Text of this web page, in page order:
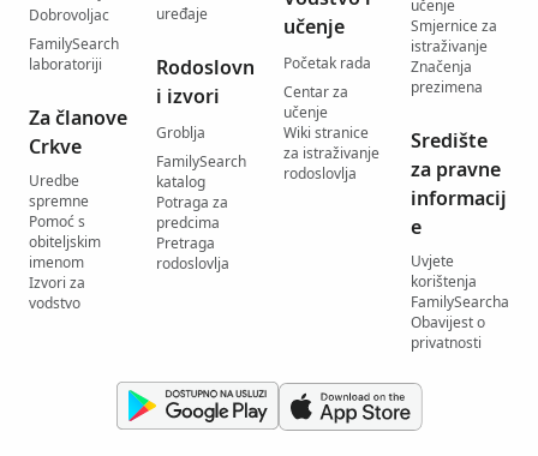
Dobrovoljac
FamilySearch
laboratoriji
Za članove
Crkve
Uredbe
spremne
Pomoć s
obiteljskim
imenom
Izvori za
vodstvo
uređaje
Rodoslovn
i izvori
Groblja
FamilySearch
katalog
Potraga za
predcima
Pretraga
rodoslovlja
učenje
Početak rada
Centar za
učenje
Wiki stranice
za istraživanje
rodoslovlja
učenje
Smjernice za
istraživanje
Značenja
prezimena
Središte
za pravne
informacij
e
Uvjete
korištenja
FamilySearcha
Obavijest o
privatnosti